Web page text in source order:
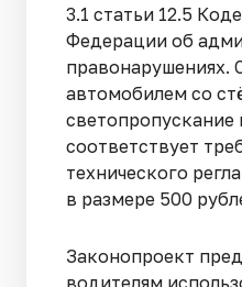
3.1 статьи 12.5
Федерации об
правонарушениях.
автомобилем со
светопропускание
соответствует
технического
в размере 500
Законопроект
водителям